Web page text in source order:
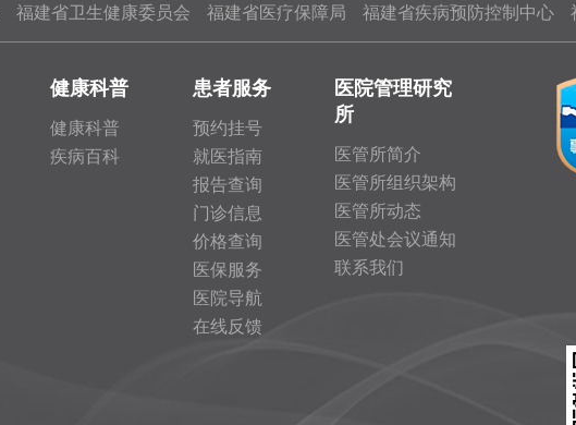
福建省卫生健康委员会 福建省医疗保障局 福建省疾病预防控制中心
健康科普
健康科普
疾病百科
患者服务
预约挂号
就医指南
报告查询
门诊信息
价格查询
医保服务
医院导航
在线反馈
医院管理研究
所
医管所简介
医管所组织架构
医管所动态
医管处会议通知
联系我们